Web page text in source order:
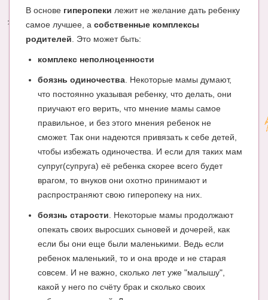
В основе гиперопеки лежит не желание дать ребенку
самое лучшее, а собственные комплексы
родителей . Это может быть:
комплекс неполноценности
боязнь одиночества . Некоторые мамы думают,
что постоянно указывая ребенку, что делать, они
приучают его верить, что мнение мамы самое
правильное, и без этого мнения ребенок не
сможет. Так они надеются привязать к себе детей,
чтобы избежать одиночества. И если для таких мам
супруг(супруга) её ребенка скорее всего будет
врагом, то внуков они охотно принимают и
распространяют свою гиперопеку на них.
боязнь старости . Некоторые мамы продолжают
опекать своих выросших сыновей и дочерей, как
если бы они еще были маленькими. Ведь если
ребенок маленький, то и она вроде и не старая
совсем. И не важно, сколько лет уже "малышу",
какой у него по счёту брак и сколько своих